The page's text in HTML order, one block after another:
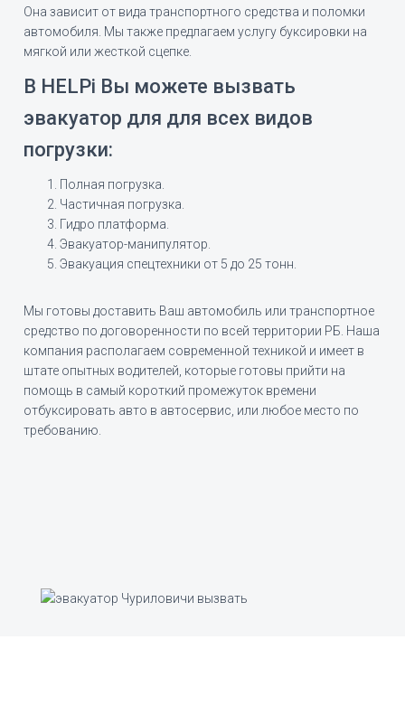
Она зависит от вида транспортного средства и поломки
автомобиля. Мы также предлагаем услугу буксировки на
мягкой или жесткой сцепке.
В HELPi Вы можете вызвать
эвакуатор для для всех видов
погрузки:
Полная погрузка.
Частичная погрузка.
Гидро платформа.
Эвакуатор-манипулятор.
Эвакуация спецтехники от 5 до 25 тонн.
Мы готовы доставить Ваш автомобиль или транспортное
средство по договоренности по всей территории РБ. Наша
компания располагаем современной техникой и имеет в
штате опытных водителей, которые готовы прийти на
помощь в самый короткий промежуток времени
отбуксировать авто в автосервис, или любое место по
требованию.